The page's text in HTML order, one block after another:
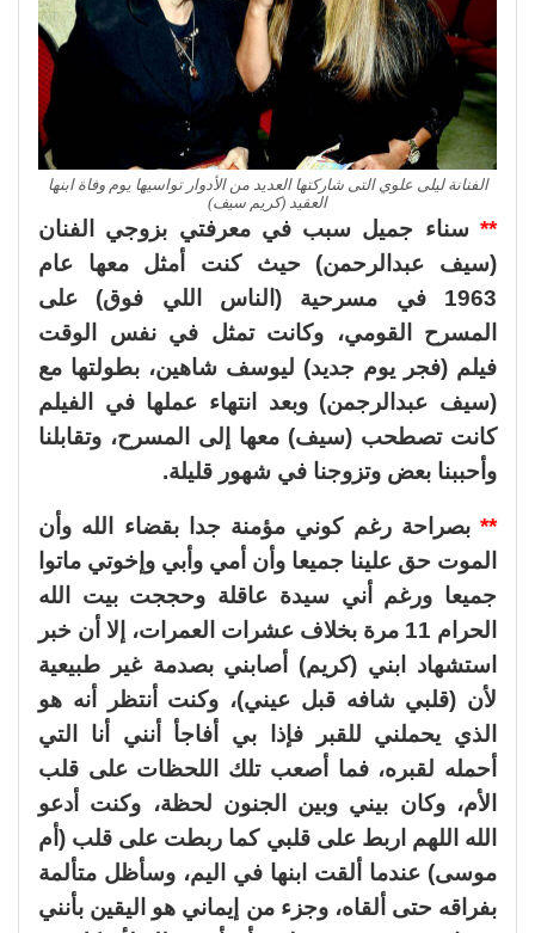
الفنانة ليلى علوي التى شاركتها العديد من الأدوار تواسيها يوم وفاة ابنها
العقيد (كريم سيف)
** سناء جميل سبب في معرفتي بزوجي الفنان
(سيف عبدالرحمن) حيث كنت أمثل معها عام
1963 في مسرحية (الناس اللي فوق) على
المسرح القومي، وكانت تمثل في نفس الوقت
فيلم (فجر يوم جديد) ليوسف شاهين، بطولتها مع
(سيف عبدالرجمن) وبعد انتهاء عملها في الفيلم
كانت تصطحب (سيف) معها إلى المسرح، وتقابلنا
وأحببنا بعض وتزوجنا في شهور قليلة.
** بصراحة رغم كوني مؤمنة جدا بقضاء الله وأن
الموت حق علينا جميعا وأن أمي وأبي وإخوتي ماتوا
جميعا ورغم أني سيدة عاقلة وحججت بيت الله
الحرام 11 مرة بخلاف عشرات العمرات، إلا أن خبر
استشهاد ابني (كريم) أصابني بصدمة غير طبيعية
لأن (قلبي شافه قبل عيني)، وكنت أنتظر أنه هو
الذي يحملني للقبر فإذا بي أفاجأ أنني أنا التي
أحمله لقبره، فما أصعب تلك اللحظات على قلب
الأم، وكان بيني وبين الجنون لحظة، وكنت أدعو
الله اللهم اربط على قلبي كما ربطت على قلب (أم
موسى) عندما ألقت ابنها في اليم، وسأظل متألمة
بفراقه حتى ألقاه، وجزء من إيماني هو اليقين بأنني